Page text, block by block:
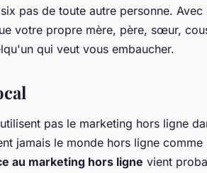
pas de toute autre personne. Avec
votre propre mère, père, sœur,
qui veut vous embaucher.
pas le marketing hors ligne
jamais le monde hors ligne comme
au marketing hors ligne vient